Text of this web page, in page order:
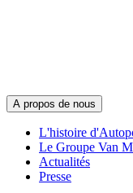
A propos de nous
L'histoire
Le Groupe Van
Actualités
Presse